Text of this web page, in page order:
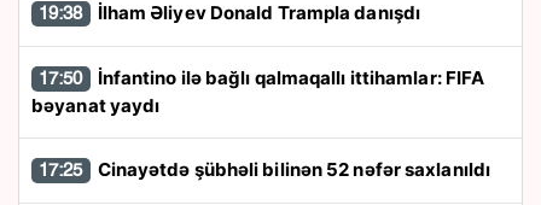
19:38 İlham Əliyev Donald Trampla danışdı
17:50
bəyanat yaydı
17:25 Cinayətdə şübhəli bilinən 52 nəfər saxlanıldı